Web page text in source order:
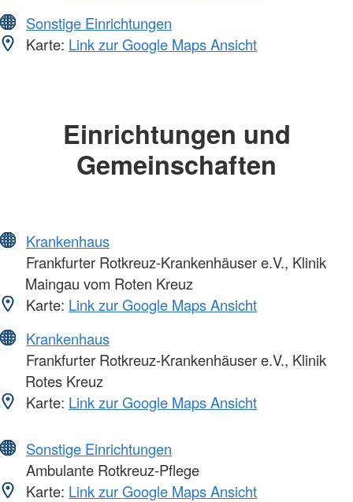
Sonstige Einrichtungen
Karte: Link zur Google Maps Ansicht
Einrichtungen und
Gemeinschaften
Krankenhaus
Frankfurter Rotkreuz-Krankenhäuser e.V., Klinik
Maingau vom Roten Kreuz
Karte: Link zur Google Maps Ansicht
Krankenhaus
Frankfurter Rotkreuz-Krankenhäuser e.V., Klinik
Rotes Kreuz
Karte: Link zur Google Maps Ansicht
Sonstige Einrichtungen
Ambulante Rotkreuz-Pflege
Karte: Link zur Google Maps Ansicht